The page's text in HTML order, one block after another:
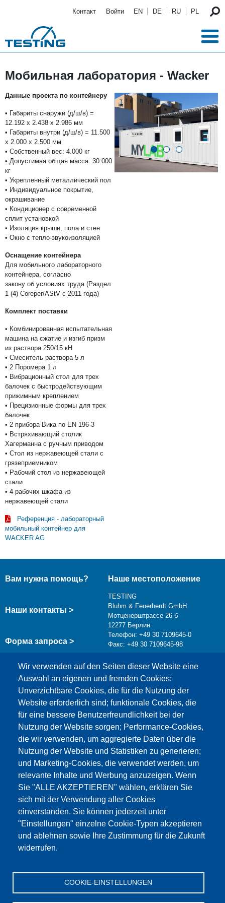
Контакт Войти EN DE RU PL
Мобильная лаборатория - Wacker
Данные проекта по контейнеру
• Габариты снаружи (д/ш/в) =
12.192 x 2.438 x 2.986 мм
• Габариты внутри (д/ш/в) = 11.500
x 2.000 x 2.500 мм
• Собственный вес: 4.000 кг
• Допустимая общая масса: 30.000
кг
• Укрепленный металлический пол
• Индивидуальное покрытие,
окрашивание
• Кондиционер с современной
сплит установкой
• Изоляция крыши, пола и стен
• Окно с тепло-звукоизоляцией
Оснащение контейнера
Для мобильного лабораторного
контейнера, согласно
закону об условиях труда (Раздел
1 (4) Coreper/AStV с 2011 года)
Комплект поставки
• Комбинированная испытательная
машина на сжатие и изгиб призм
из раствора 250/15 кН
• Смеситель раствора 5 л
• 2 Поромера 1 л
• Вибрационный стол для трех
балочек с быстродействующим
прижимным креплением
• Прецизионные формы для трех
балочек
• 2 прибора Вика по EN 196-3
• Встряхивающий столик
Хагерманна с ручным приводом
• Стол из нержавеющей стали с
грязеприемником
• Рабочий стол из нержавеющей
стали
• 4 рабочих шкафа из
нержавеющей стали
Референция - лабораторный
мобильный контейнер для
WACKER AG
Wir verwenden auf den Seiten dieser Website eine
Auswahl an eigenen und fremden Cookies:
Unverzichtbare Cookies, die für die Nutzung der
Website erforderlich sind; funktionale Cookies, die
für eine bessere Benutzerfreundlichkeit bei der
Nutzung der Website sorgen; Performance-Cookies,
die wir verwenden, um aggregierte Daten über die
Nutzung der Website und Statistiken zu generieren;
und Marketing-Cookies, die verwendet werden, um
relevante Inhalte und Werbung anzuzeigen. Wenn
Sie "ALLE AKZEPTIEREN" wählen, erklären Sie
sich mit der Verwendung aller Cookies
einverstanden. Sie können jederzeit unter
"Einstellungen" einzelne Cookie-Typen akzeptieren
und ablehnen sowie Ihre Zustimmung für die Zukunft
widerrufen.
COOKIE-EINSTELLUNGEN
Вам нужна помощь?
Наши контакты >
Форма запроса >
Наше местоположение
TESTING
Bluhm & Feuerherdt GmbH
Мотценерштрассе 26 б
12277 Берлин
Телефон: +49 30 7109645-0
Факс: +49 30 7109645-98
info@testing.de
Этот материал заблокирован, потому что
файлы cookie Google Maps не были приняты.
НЕОБХОДИМО ПРИНЯТЬ ТОЛЬКО
ФАЙЛЫ COOKIE GOOGLE MAPS.
Alle Cookies akzeptieren